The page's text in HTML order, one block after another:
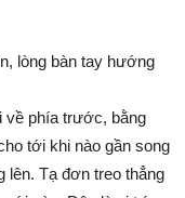
lòng bàn tay hướng
về phía trước, bằng
tới khi nào gần song
lên. Tạ đơn treo thẳng